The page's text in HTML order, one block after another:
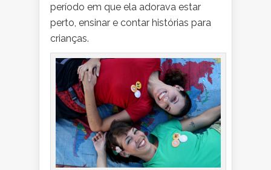
período em que ela adorava estar
perto, ensinar e contar histórias para
crianças.